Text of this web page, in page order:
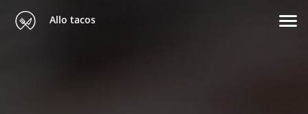
Allo tacos